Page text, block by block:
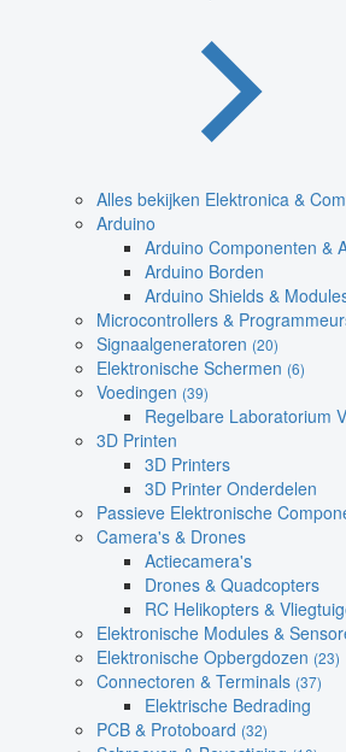
Alles bekijken Elektronica &
Arduino
Arduino Componenten &
Arduino Borden
Arduino Shields &
Microcontrollers &
Signaalgeneratoren (20)
Elektronische Schermen (6)
Voedingen (39)
Regelbare Laboratorium
3D Printen
3D Printers
3D Printer Onderdelen
Passieve Elektronische
Camera's & Drones
Actiecamera's
Drones & Quadcopters
RC Helikopters &
Elektronische Modules &
Elektronische Opbergdozen (23)
Connectoren & Terminals (37)
Elektrische Bedrading
PCB & Protoboard (32)